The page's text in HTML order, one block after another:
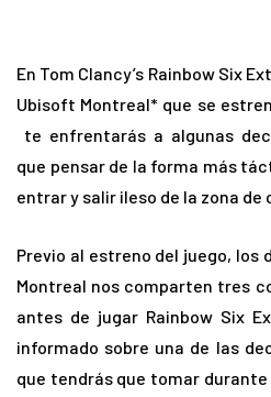
En Tom Clancy’s Rainbow Six
Ubisoft Montreal* que se
te enfrentarás a algunas
que pensar de la forma más
entrar y salir ileso de la zona de
Previo al estreno del juego, los
Montreal nos comparten tres
antes de jugar Rainbow Six
informado sobre una de las
que tendrás que tomar